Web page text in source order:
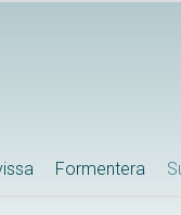
Formentera